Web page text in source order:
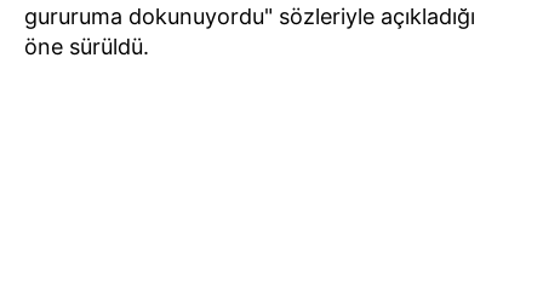
gururuma dokunuyordu" sözleriyle açıkladığı
öne sürüldü.